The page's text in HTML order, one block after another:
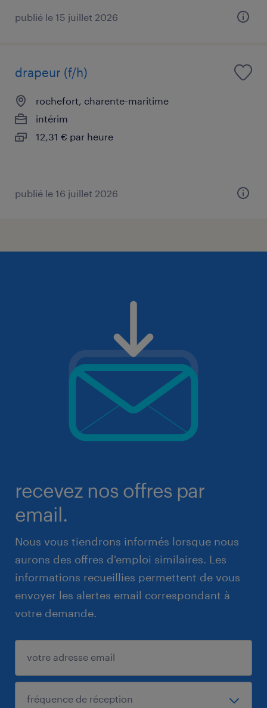
publié le 15 juillet 2026
drapeur (f/h)
rochefort, charente-maritime
intérim
12,31 € par heure
publié le 16 juillet 2026
recevez nos offres par
email.
Nous vous tiendrons informés lorsque nous
aurons des offres d'emploi similaires. Les
informations recueillies permettent de vous
envoyer les alertes email correspondant à
votre demande.